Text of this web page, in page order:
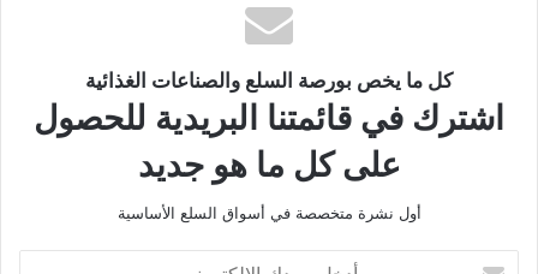
كل ما يخص بورصة السلع والصناعات الغذائية
اشترك في قائمتنا البريدية للحصول
على كل ما هو جديد
أول نشرة متخصصة في أسواق السلع الأساسية